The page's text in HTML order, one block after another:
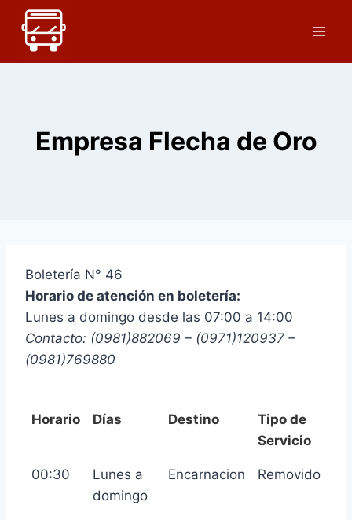
Saltar
contenido
Empresa Flecha de Oro
Boletería N° 46
Horario de atención en boletería:
Lunes a domingo desde las 07:00 a 14:00
Contacto: (0981)882069 – (0971)120937 –
(0981)769880
Horario Días Destino
Tipo de
Servicio
Horario
Días Destino
Tipo de
00:30
Lunes a
domingo
Encarnacion Removido